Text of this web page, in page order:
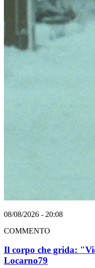
08/08/2026 - 20:08
COMMENTO
Il corpo che grida:
Locarno79